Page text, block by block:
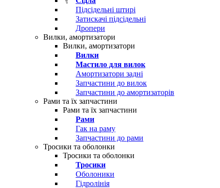
Підсідельні штирі
Затискачі підсідельні
Дропери
Вилки, амортизатори
Вилки, амортизатори
Вилки
Мастило для вилок
Амортизатори задні
Запчастини до вилок
Запчастини до амортизаторів
Рами та їх запчастини
Рами та їх запчастини
Рами
Гак на раму
Запчастини до рами
Тросики та оболонки
Тросики та оболонки
Тросики
Оболоники
Гідролінія